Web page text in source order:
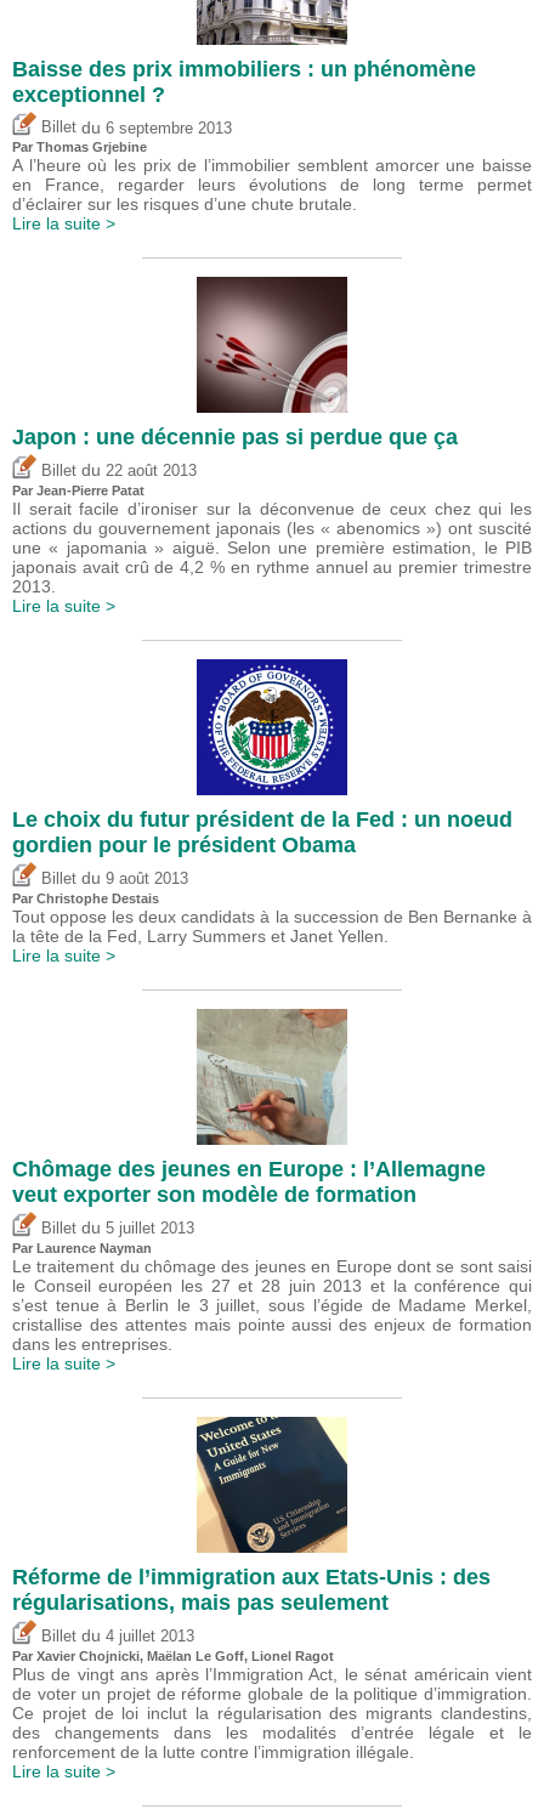
Baisse des prix immobiliers : un phénomène
exceptionnel ?
Billet du 6 septembre 2013
Par Thomas Grjebine
A l’heure où les prix de l’immobilier semblent amorcer une baisse
en France, regarder leurs évolutions de long terme permet
d’éclairer sur les risques d’une chute brutale.
Lire la suite >
Japon : une décennie pas si perdue que ça
Billet du 22 août 2013
Par Jean-Pierre Patat
Il serait facile d’ironiser sur la déconvenue de ceux chez qui les
actions du gouvernement japonais (les « abenomics ») ont suscité
une « japomania » aiguë. Selon une première estimation, le PIB
japonais avait crû de 4,2 % en rythme annuel au premier trimestre
2013.
Lire la suite >
Le choix du futur président de la Fed : un noeud
gordien pour le président Obama
Billet du 9 août 2013
Par Christophe Destais
Tout oppose les deux candidats à la succession de Ben Bernanke à
la tête de la Fed, Larry Summers et Janet Yellen.
Lire la suite >
Chômage des jeunes en Europe : l’Allemagne
veut exporter son modèle de formation
Billet du 5 juillet 2013
Par Laurence Nayman
Le traitement du chômage des jeunes en Europe dont se sont saisi
le Conseil européen les 27 et 28 juin 2013 et la conférence qui
s’est tenue à Berlin le 3 juillet, sous l’égide de Madame Merkel,
cristallise des attentes mais pointe aussi des enjeux de formation
dans les entreprises.
Lire la suite >
Réforme de l’immigration aux Etats-Unis : des
régularisations, mais pas seulement
Billet du 4 juillet 2013
Par Xavier Chojnicki, Maëlan Le Goff, Lionel Ragot
Plus de vingt ans après l’Immigration Act, le sénat américain vient
de voter un projet de réforme globale de la politique d’immigration.
Ce projet de loi inclut la régularisation des migrants clandestins,
des changements dans les modalités d’entrée légale et le
renforcement de la lutte contre l’immigration illégale.
Lire la suite >